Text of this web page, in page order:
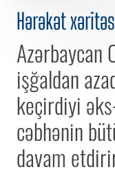
Hərəkət
Azərbaycan
işğaldan
keçirdiyi
cəbhənin
davam